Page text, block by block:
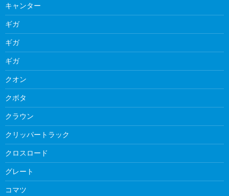
キャンター
ギガ
ギガ
ギガ
クオン
クボタ
クラウン
クリッパートラック
クロスロード
グレート
コマツ